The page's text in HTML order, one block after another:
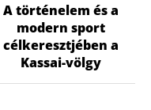
A történelem és a
modern sport
célkeresztjében a
Kassai-völgy